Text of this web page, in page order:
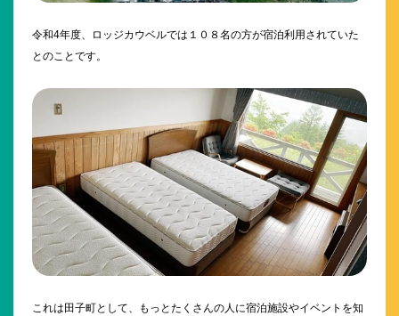
令和4年度、ロッジカウベルでは１０８名の方が宿泊利用されていた
とのことです。
これは田子町として、もっとたくさんの人に宿泊施設やイベントを知